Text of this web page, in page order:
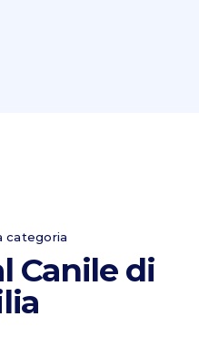
categoria
Canile di